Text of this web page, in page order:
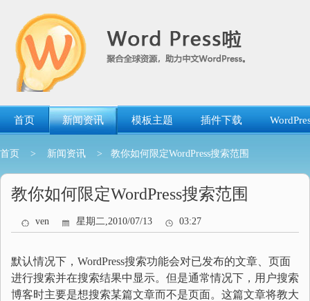
首页 新闻资讯 模板主题 插件下载
首页 > 新闻资讯 > 教你如何限定WordPress搜索范围
教你如何限定WordPress搜索范围
ven 星期二,2010/07/13 03:27
默认情况下，WordPress搜索功能会对已发布的文章、页面
进行搜索并在搜索结果中显示。但是通常情况下，用户搜索
博客时主要是想搜索某篇文章而不是页面。这篇文章将教大